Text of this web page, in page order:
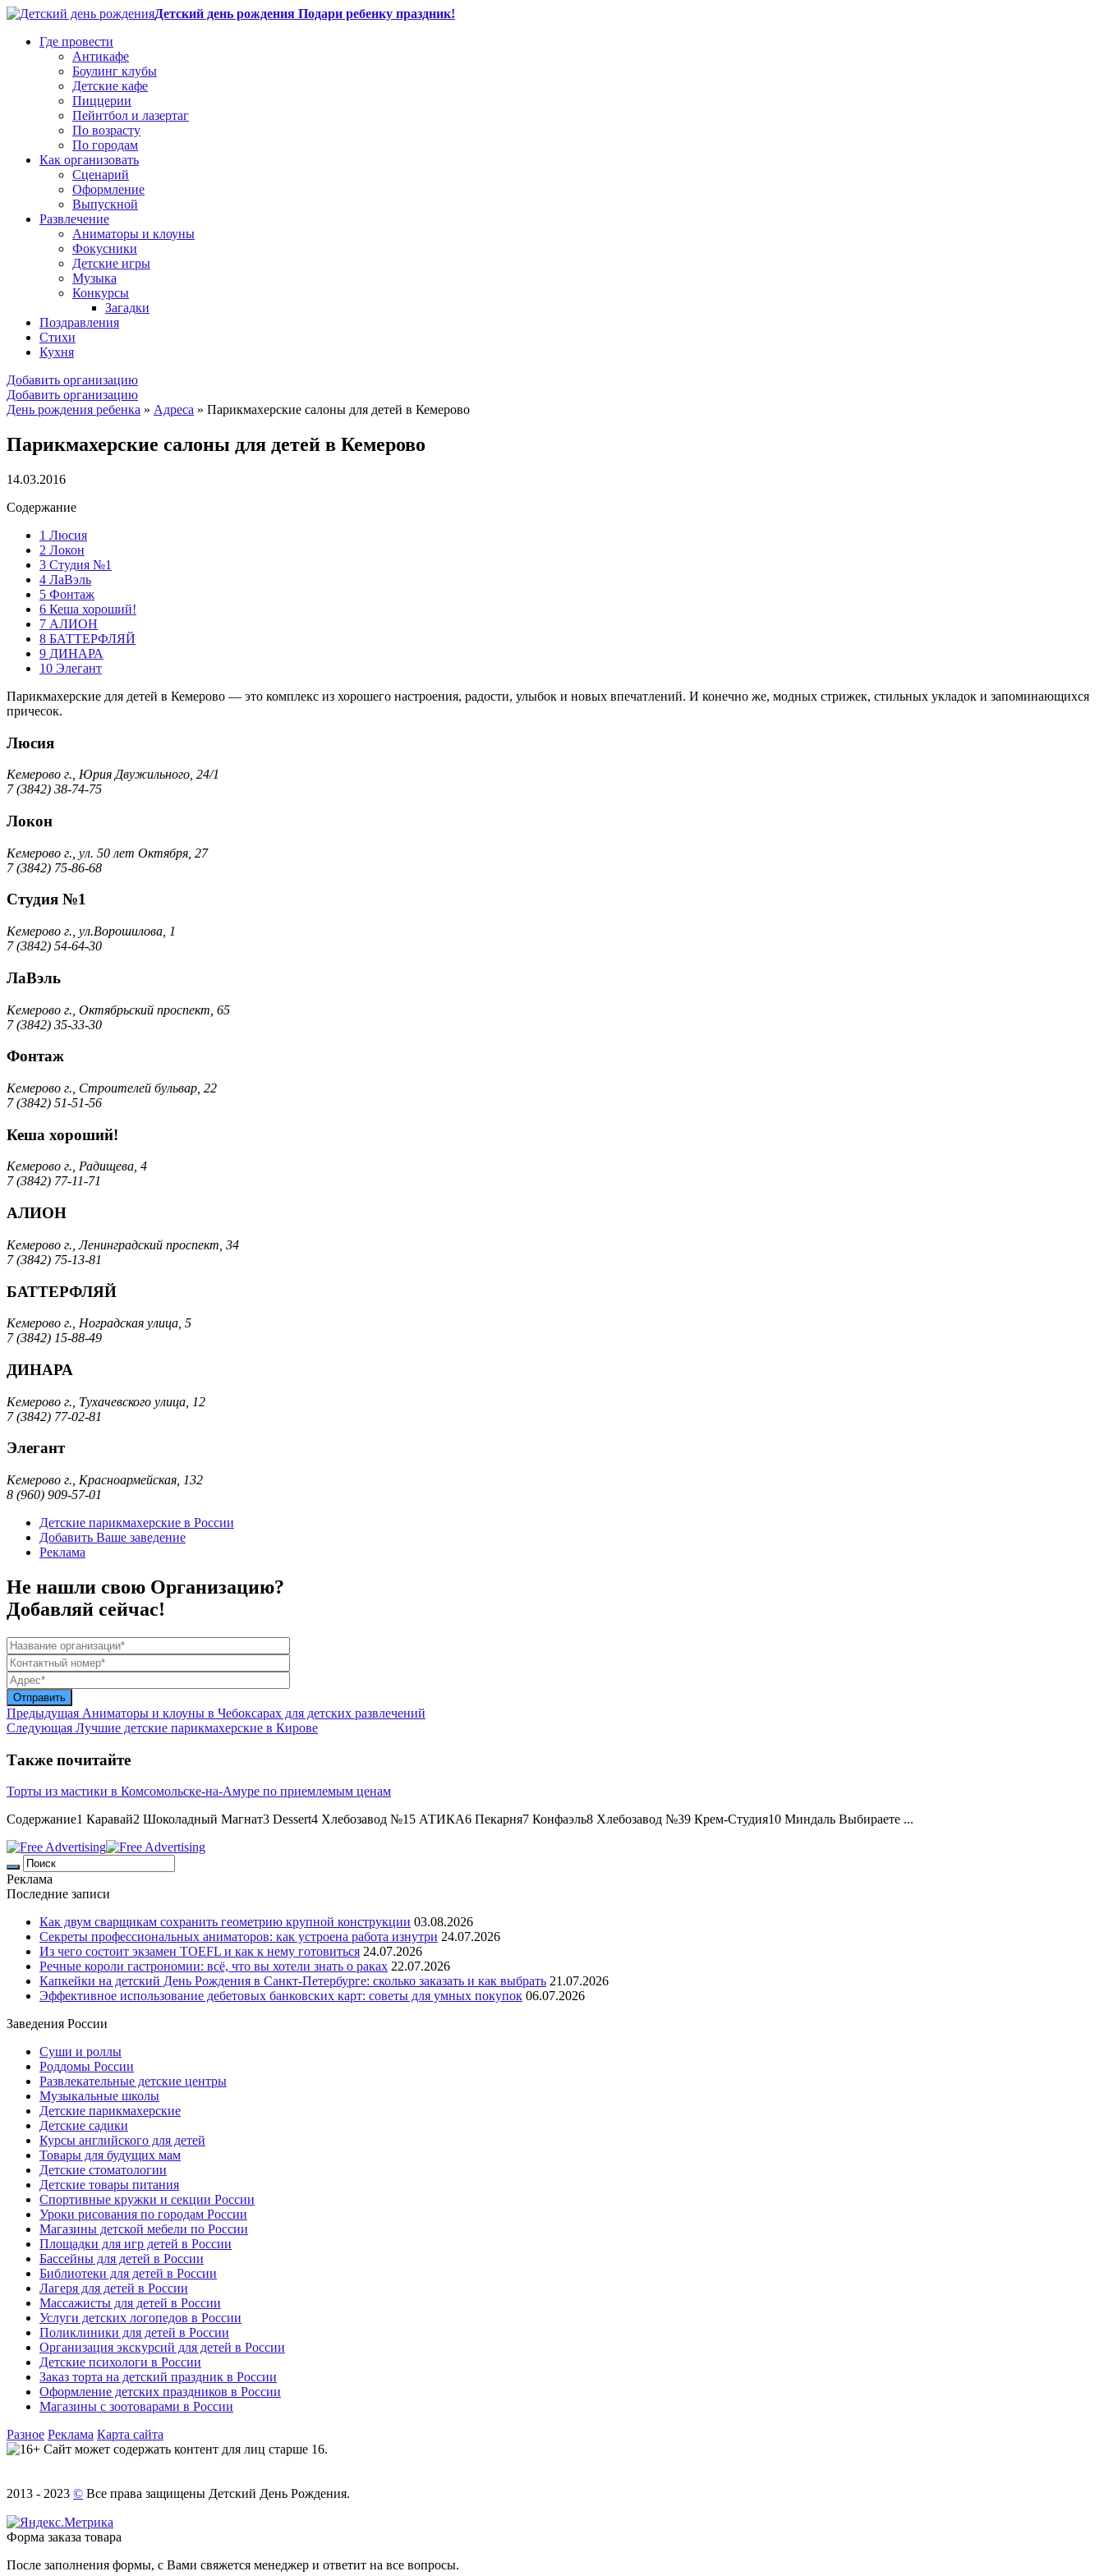
Детский день рождения Подари ребенку праздник!
Где провести
Антикафе
Боулинг клубы
Детские кафе
Пиццерии
Пейнтбол и лазертаг
По возрасту
По городам
Как организовать
Сценарий
Оформление
Выпускной
Развлечение
Аниматоры и клоуны
Фокусники
Детские игры
Музыка
Конкурсы
Загадки
Поздравления
Стихи
Кухня
Добавить организацию
Добавить организацию
День рождения ребенка » Адреса » Парикмахерские салоны для детей в Кемерово
Парикмахерские салоны для детей в Кемерово
14.03.2016
Содержание
1 Люсия
2 Локон
3 Студия №1
4 ЛаВэль
5 Фонтаж
6 Кеша хороший!
7 АЛИОН
8 БАТТЕРФЛЯЙ
9 ДИНАРА
10 Элегант
Парикмахерские для детей в Кемерово — это комплекс из хорошего настроения, радости, улыбок и новых впечатлений. И конечно же, модных стрижек, стильных укладок и запоминающихся
причесок.
Люсия
Кемерово г., Юрия Двужильного, 24/1
7 (3842) 38-74-75
Локон
Кемерово г., ул. 50 лет Октября, 27
7 (3842) 75-86-68
Студия №1
Кемерово г., ул.Ворошилова, 1
7 (3842) 54-64-30
ЛаВэль
Кемерово г., Октябрьский проспект, 65
7 (3842) 35-33-30
Фонтаж
Кемерово г., Строителей бульвар, 22
7 (3842) 51-51-56
Кеша хороший!
Кемерово г., Радищева, 4
7 (3842) 77-11-71
АЛИОН
Кемерово г., Ленинградский проспект, 34
7 (3842) 75-13-81
БАТТЕРФЛЯЙ
Кемерово г., Ноградская улица, 5
7 (3842) 15-88-49
ДИНАРА
Кемерово г., Тухачевского улица, 12
7 (3842) 77-02-81
Элегант
Кемерово г., Красноармейская, 132
8 (960) 909-57-01
Детские парикмахерские в России
Добавить Ваше заведение
Реклама
Не нашли свою Организацию?
Добавляй сейчас!
Предыдущая Аниматоры и клоуны в Чебоксарах для детских развлечений
Следующая Лучшие детские парикмахерские в Кирове
Также почитайте
Торты из мастики в Комсомольске-на-Амуре по приемлемым ценам
Содержание1 Каравай2 Шоколадный Магнат3 Dessert4 Хлебозавод №15 АТИКА6 Пекарня7 Конфаэль8 Хлебозавод №39 Крем-Студия10 Миндаль Выбираете ...
Реклама
Последние записи
Как двум сварщикам сохранить геометрию крупной конструкции 03.08.2026
Секреты профессиональных аниматоров: как устроена работа изнутри 24.07.2026
Из чего состоит экзамен TOEFL и как к нему готовиться 24.07.2026
Речные короли гастрономии: всё, что вы хотели знать о раках 22.07.2026
Капкейки на детский День Рождения в Санкт-Петербурге: сколько заказать и как выбрать 21.07.2026
Эффективное использование дебетовых банковских карт: советы для умных покупок 06.07.2026
Заведения России
Суши и роллы
Роддомы России
Развлекательные детские центры
Музыкальные школы
Детские парикмахерские
Детские садики
Курсы английского для детей
Товары для будущих мам
Детские стоматологии
Детские товары питания
Спортивные кружки и секции России
Уроки рисования по городам России
Магазины детской мебели по России
Площадки для игр детей в России
Бассейны для детей в России
Библиотеки для детей в России
Лагеря для детей в России
Массажисты для детей в России
Услуги детских логопедов в России
Поликлиники для детей в России
Организация экскурсий для детей в России
Детские психологи в России
Заказ торта на детский праздник в России
Оформление детских праздников в России
Магазины с зоотоварами в России
Разное Реклама Карта сайта
Сайт может содержать контент для лиц старше 16.
2013 - 2023 © Все права защищены Детский День Рождения.
Форма заказа товара
После заполнения формы, с Вами свяжется менеджер и ответит на все вопросы.